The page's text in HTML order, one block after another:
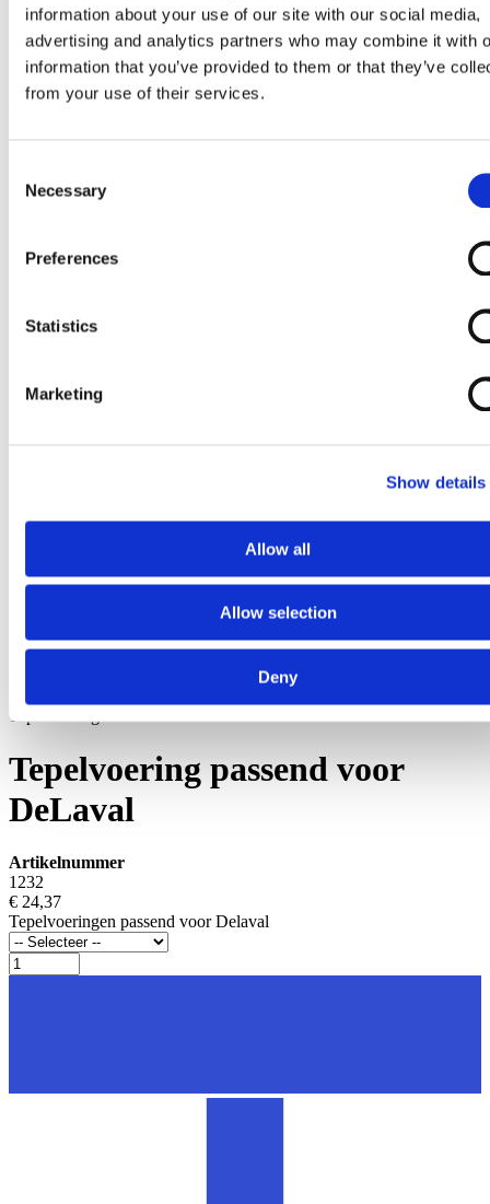
information about your use of our site with our social media,
advertising and analytics partners who may combine it with
information that you’ve provided to them or that they’ve
from your use of their services.
Selection
Necessary
Preferences
Statistics
Marketing
Show details
Allow all
Allow selection
Deny
Home
Melkmachine
Tepelvoeringen
Tepelvoering passend voor DeLaval
Ga naar het einde van de afbeeldingen-gallerij
Ga naar het begin van de afbeeldingen-gallerij
Tepelvoeringen
Tepelvoering passend voor
DeLaval
Artikelnummer
1232
€ 24,37
Tepelvoeringen passend voor Delaval